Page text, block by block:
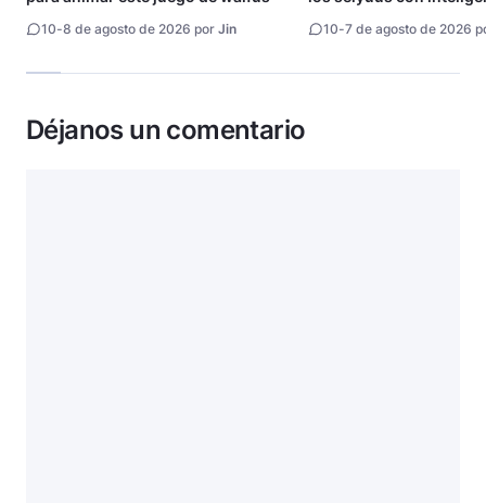
10-8 de agosto de 2026 por Jin 10-7 de agosto de 2026
Déjanos un comentario